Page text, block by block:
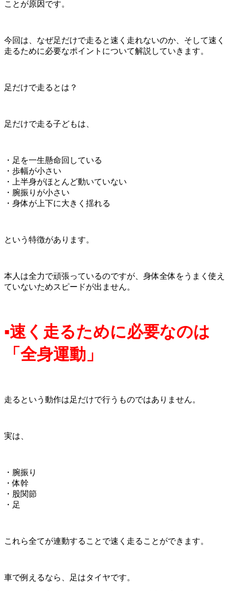
ことが原因です。
今回は、なぜ足だけで走ると速く走れないのか、そして速く
走るために必要なポイントについて解説していきます。
足だけで走るとは？
足だけで走る子どもは、
・足を一生懸命回している
・歩幅が小さい
・上半身がほとんど動いていない
・腕振りが小さい
・身体が上下に大きく揺れる
という特徴があります。
本人は全力で頑張っているのですが、身体全体をうまく使え
ていないためスピードが出ません。
▪速く走るために必要なのは
「全身運動」
走るという動作は足だけで行うものではありません。
実は、
・腕振り
・体幹
・股関節
・足
これら全てが連動することで速く走ることができます。
車で例えるなら、足はタイヤです。